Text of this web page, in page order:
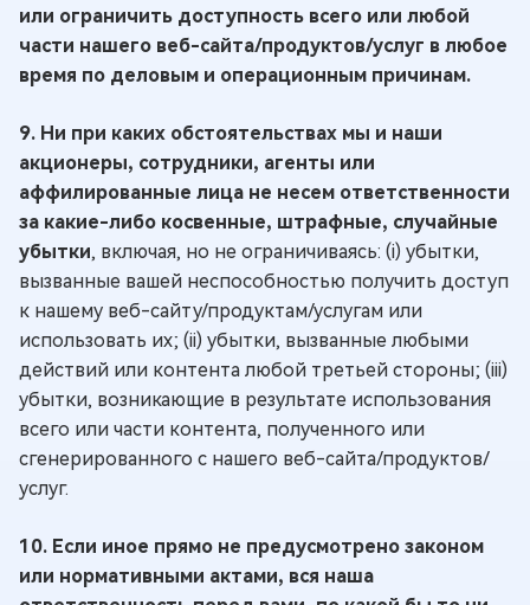
или ограничить доступность всего или любой
части нашего веб-сайта/продуктов/услуг в любое
время по деловым и операционным причинам.
9. Ни при каких обстоятельствах мы и наши
акционеры, сотрудники, агенты или
аффилированные лица не несем ответственности
за какие-либо косвенные, штрафные, случайные
убытки, включая, но не ограничиваясь: (i) убытки,
вызванные вашей неспособностью получить доступ
к нашему веб-сайту/продуктам/услугам или
использовать их; (ii) убытки, вызванные любыми
действий или контента любой третьей стороны; (iii)
убытки, возникающие в результате использования
всего или части контента, полученного или
сгенерированного с нашего веб-сайта/продуктов/
услуг.
10. Если иное прямо не предусмотрено законом
или нормативными актами, вся наша